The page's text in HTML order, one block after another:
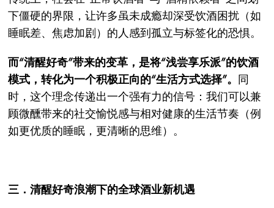
下僵硬的界限，让许多虽未成瘾却深受饮酒困扰（如
睡眠差、焦虑加剧）的人感到孤立与标签化的恐惧。
而“清醒好奇”带来的变革，是将“浅尝享乐派”的饮酒
模式，转化为一个积极正向的“生活方式选择”。
同
时，这个理念传递出一个强有力的信号：我们可以兼
顾微醺带来的社交愉悦感与相对健康的生活节奏（例
如更优质的睡眠，更清晰的思维）。
三．清醒好奇浪潮下的全球酒业新机遇